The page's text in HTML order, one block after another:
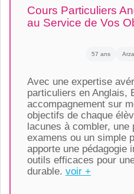
Cours Particuliers
au Service de Vos
57 ans
Avec une expertise
particuliers en Anglais,
accompagnement sur
objectifs de chaque
lacunes à combler, une
examens ou un simple
apporte une pédagogie
outils efficaces pour
durable. voir +